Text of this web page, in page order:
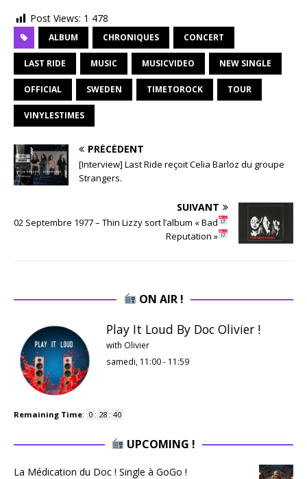
Post Views: 1 478
ALBUM CHRONIQUES CONCERT
LAST RIDE MUSIC MUSICVIDEO NEW SINGLE
OFFICIAL SWEDEN TIMETOROCK TOUR
VINYLESTIMES
PRÉCÉDENT
[Interview] Last Ride reçoit Celia Barloz du groupe
Strangers.
SUIVANT
02 Septembre 1977 – Thin Lizzy sort l’album « Bad
Reputation »
ON AIR !
Play It Loud By Doc Olivier !
with Olivier
samedi, 11:00- 11:59
Remaining Time: 0 : 28 : 39
UPCOMING !
La Médication du Doc ! Single à GoGo !